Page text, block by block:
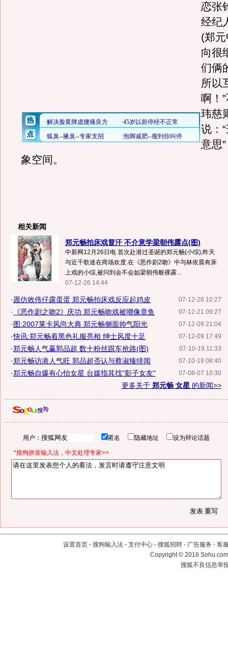
恋张
经纪
(郑
向很
们俩
所以
啊！
玮慈
说：
意思
象空间。
相关新闻
郑元畅拍床戏冒汗 不介意学梁朝伟露点(图)
中新网12月26日电 首次赴港过圣诞的郑元畅(小综),昨天
与近千歌迷在商场欢度.在《恶作剧2吻》中与林依晨有床
上戏的小综,被问到会不会如梁朝伟般裸露...
07-12-26 14:44
07-12-26 10:27
·愿仿效伟仔露蛋蛋 郑元畅拍床戏反应起鸡皮
07-12-21 09:27
· 《恶作剧之吻2》庆功 郑元畅吻戏被嘲像章鱼
07-12-09 21:04
·图:2007莱卡风尚大典 郑元畅侧面帅气阳光
07-12-09 17:49
·快讯:郑元畅着黑色礼服亮相 绅士风度十足
07-10-19 11:33
·郑元畅人气赢郭品超 数十粉丝跟车抢路(图)
07-10-19 08:40
·郑元畅访港人气旺 郭品超否认与蔡淑臻绯闻
07-08-07 10:30
·郑元畅自爆有心怡女星 台媒指其找"影子女友"
更多关于 郑元畅 女星 的新闻>>
用户： 匿名 隐藏地址 设为辩论话题
*搜狗拼音输入法，中文处理专家>>
设置首页 - 搜狗输入法 - 支付中心 - 搜狐招聘 - 广告服务 - 客
Copyright©2016
搜狐不良信息举